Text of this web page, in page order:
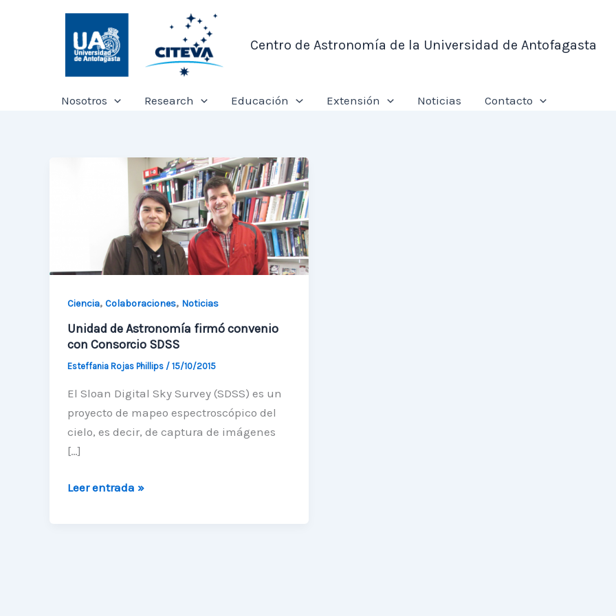
Centro de Astronomía de la Universidad de Antofagasta
Nosotros Research Educación Extensión Noticias Contacto
Ciencia, Colaboraciones, Noticias
Unidad de Astronomía firmó convenio
con Consorcio SDSS
Esteffania Rojas Phillips / 15/10/2015
El Sloan Digital Sky Survey (SDSS) es un
proyecto de mapeo espectroscópico del
cielo, es decir, de captura de imágenes
[…]
Unidad
Leer entrada »